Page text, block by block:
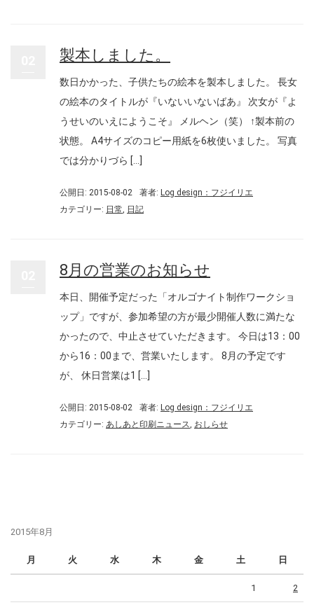
製本しました。
数日かかった、子供たちの絵本を製本しました。 長女
の絵本のタイトルが『いないいないばあ』 次女が『よ
うせいのいえにようこそ』 メルヘン（笑） ↑製本前の
状態。 A4サイズのコピー用紙を6枚使いました。 写真
では分かりづら […]
公開日: 2015-08-02 著者: Log design：フジイリエ
カテゴリー: 日常, 日記
8月の営業のお知らせ
本日、開催予定だった「オルゴナイト制作ワークショ
ップ」ですが、参加希望の方が最少開催人数に満たな
かったので、中止させていただきます。 今日は13：00
から16：00まで、営業いたします。 8月の予定です
が、 休日営業は1 […]
公開日: 2015-08-02 著者: Log design：フジイリエ
カテゴリー: あしあと印刷ニュース, おしらせ
2015年8月
月 火 水 木 金 土 日
1 2